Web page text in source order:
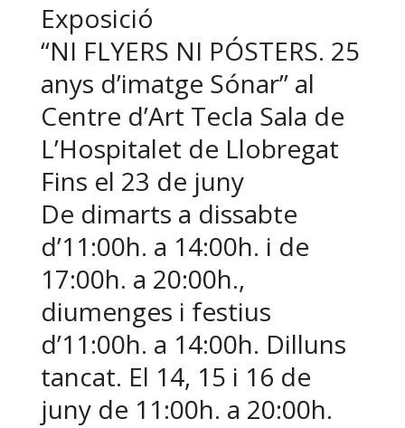
Exposició
“NI FLYERS NI PÓSTERS. 25
anys d’imatge Sónar” al
Centre d’Art Tecla Sala de
L’Hospitalet de Llobregat
Fins el 23 de juny
De dimarts a dissabte
d’11:00h. a 14:00h. i de
17:00h. a 20:00h.,
diumenges i festius
d’11:00h. a 14:00h. Dilluns
tancat. El 14, 15 i 16 de
juny de 11:00h. a 20:00h.